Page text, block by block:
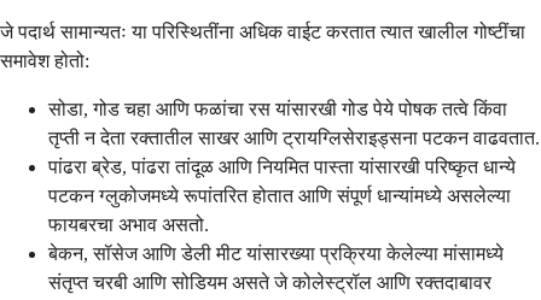
जे पदार्थ सामान्यतः या परिस्थितींना अधिक वाईट करतात त्यात खालील गोष्टींचा
समावेश होतो:
सोडा, गोड चहा आणि फळांचा रस यांसारखी गोड पेये पोषक तत्वे किंवा
तृप्ती न देता रक्तातील साखर आणि ट्रायग्लिसेराइड्सना पटकन वाढवतात.
पांढरा ब्रेड, पांढरा तांदूळ आणि नियमित पास्ता यांसारखी परिष्कृत धान्ये
पटकन ग्लुकोजमध्ये रूपांतरित होतात आणि संपूर्ण धान्यांमध्ये असलेल्या
फायबरचा अभाव असतो.
बेकन, सॉसेज आणि डेली मीट यांसारख्या प्रक्रिया केलेल्या मांसामध्ये
संतृप्त चरबी आणि सोडियम असते जे कोलेस्ट्रॉल आणि रक्तदाबावर